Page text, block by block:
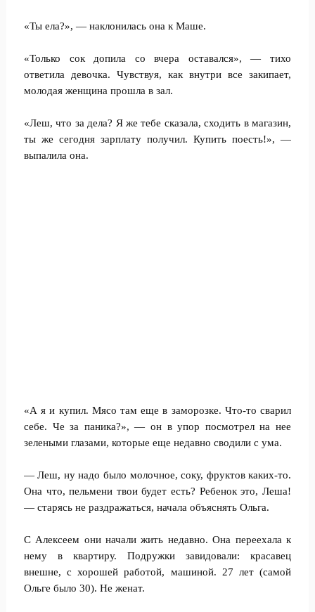
«Ты ела?», — наклонилась она к Маше.
«Только сок допила со вчера оставался», — тихо
ответила девочка. Чувствуя, как внутри все закипает,
молодая женщина прошла в зал.
«Леш, что за дела? Я же тебе сказала, сходить в магазин,
ты же сегодня зарплату получил. Купить поесть!», —
выпалила она.
«А я и купил. Мясо там еще в заморозке. Что-то сварил
себе. Че за паника?», — он в упор посмотрел на нее
зелеными глазами, которые еще недавно сводили с ума.
— Леш, ну надо было молочное, соку, фруктов каких-то.
Она что, пельмени твои будет есть? Ребенок это, Леша!
— старясь не раздражаться, начала объяснять Ольга.
С Алексеем они начали жить недавно. Она переехала к
нему в квартиру. Подружки завидовали: красавец
внешне, с хорошей работой, машиной. 27 лет (самой
Ольге было 30). Не женат.